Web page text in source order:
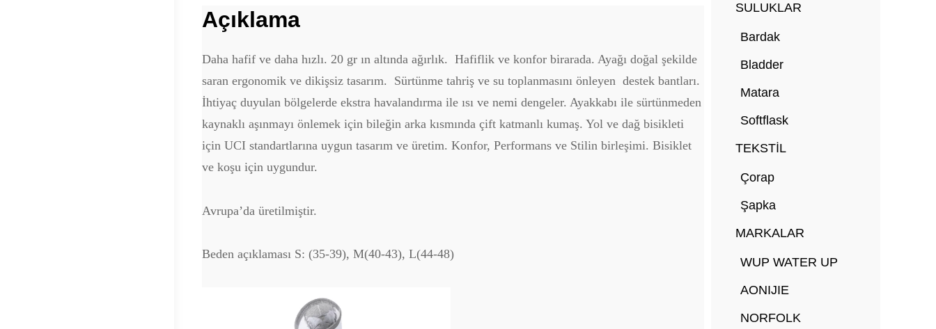
Açıklama
Daha hafif ve daha hızlı. 20 gr ın altında ağırlık. Hafiflik ve konfor birarada. Ayağı doğal şekilde
saran ergonomik ve dikişsiz tasarım. Sürtünme tahriş ve su toplanmasını önleyen destek bantları.
İhtiyaç duyulan bölgelerde ekstra havalandırma ile ısı ve nemi dengeler. Ayakkabı ile sürtünmeden
kaynaklı aşınmayı önlemek için bileğin arka kısmında çift katmanlı kumaş. Yol ve dağ bisikleti
için UCI standartlarına uygun tasarım ve üretim. Konfor, Performans ve Stilin birleşimi. Bisiklet
ve koşu için uygundur.
Avrupa’da üretilmiştir.
Beden açıklaması S: (35-39), M(40-43), L(44-48)
SULUKLAR
Bardak
Bladder
Matara
Softflask
TEKSTİL
Çorap
Şapka
MARKALAR
WUP WATER UP
AONIJIE
NORFOLK